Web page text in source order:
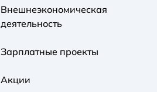
Внешнеэкономическая
деятельность
Зарплатные проекты
Акции